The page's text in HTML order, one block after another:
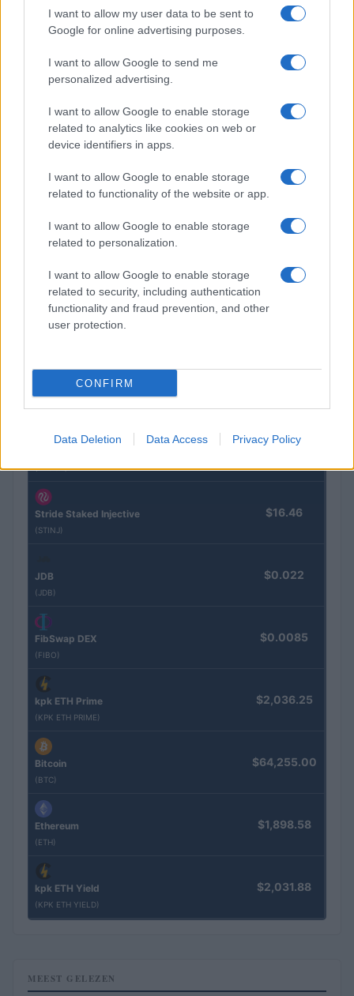
I want to allow my user data to be sent to
Google for online advertising purposes.
I want to allow Google to send me
personalized advertising.
I want to allow Google to enable storage
related to analytics like cookies on web or
device identifiers in apps.
I want to allow Google to enable storage
related to functionality of the website or app.
I want to allow Google to enable storage
related to personalization.
I want to allow Google to enable storage
related to security, including authentication
functionality and fraud prevention, and other
user protection.
CONFIRM
Data Deletion Data Access Privacy Policy
Brentolie daalt naar 91,82 dollar: een week van dalende
Sanne De Vries · 4 aug 2026
CRYPTOKOERSEN
Naam Prijs
Eureka Bridged PAX Gold (Terra
Kinza Babylon Staked BTC
(EPOCH)
$0.032
Stride Staked Injective
(STINJ)
$16.46
JDB
(JDB)
$0.022
FibSwap DEX
(FIBO)
$0.0085
kpk ETH Prime
(KPK ETH PRIME)
$2,036.25
Bitcoin
(BTC)
$64,255.00
Ethereum
(ETH)
$1,898.58
kpk ETH Yield
(KPK ETH YIELD)
$2,031.88
MEEST GELEZEN